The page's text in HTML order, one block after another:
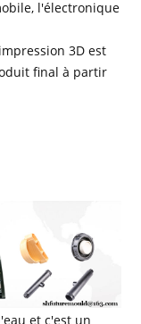
l'électronique
3D est
final à partir
et c'est un